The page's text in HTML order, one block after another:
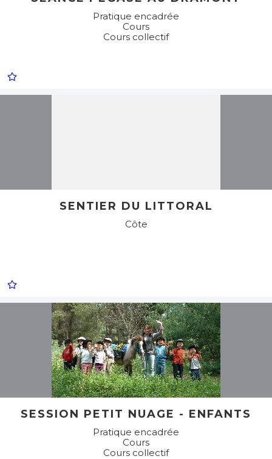
Pratique encadrée
Cours
Cours collectif
SENTIER DU LITTORAL
Côte
SESSION PETIT NUAGE - ENFANTS
Pratique encadrée
Cours
Cours collectif